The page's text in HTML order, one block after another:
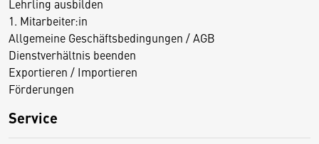
Lehrling ausbilden
1. Mitarbeiter:in
Allgemeine Geschäftsbedingungen / AGB
Dienstverhältnis beenden
Exportieren / Importieren
Förderungen
Service